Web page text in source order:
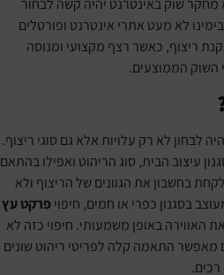
באינטרנט יהיה קשה לבחור
מעט אתרי אינטרנט ופורטלים
כאשר רצף מקצועי ומנוסה
רק עלויות אלא גם סוגי ריצוף.
הבית, סוג הריהוט ואפילו בהתאם
את הגוונים של הריצוף ולא
כפרי או חמים, חיפויפרקט עץ
באופן משמעותי. חיפוי כזה לא
קלה לפריטי ריהוט שונים